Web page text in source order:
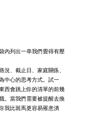
內列出一串我們覺得有壓
況、截止日、家庭關係、
中心的思考方式。試一
西會跳上你的清單的前幾
。當我們需要被提醒去換
我比斑馬更容易罹患潰